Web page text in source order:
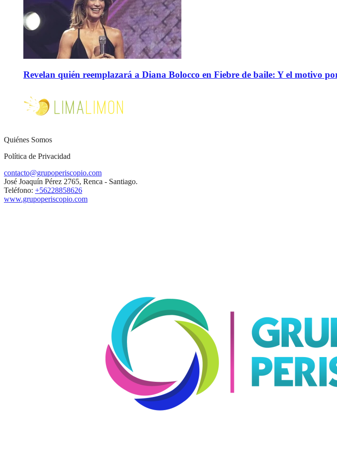
Revelan quién reemplazará a Diana Bolocco en Fiebre de baile: Y el motivo
Quiénes Somos
Política de Privacidad
contacto@grupoperiscopio.com
José Joaquín Pérez 2765, Renca - Santiago.
Teléfono: +56228858626
www.grupoperiscopio.com